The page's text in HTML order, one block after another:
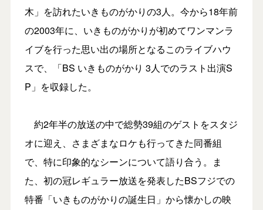
木」を訪れたいきものがかりの3人。今から18年前
の2003年に、いきものがかりが初めてワンマンラ
イブを行った思い出の場所となるこのライブハウ
スで、「BS いきものがかり 3人でのラスト出演S
P」を収録した。
約2年半の放送の中で総勢39組のゲストをスタジ
オに迎え、さまざまなロケも行ってきた同番組
で、特に印象的なシーンについて語り合う。ま
た、初の冠レギュラー放送を発表したBSフジでの
特番「いきものがかりの誕生日」から懐かしの映